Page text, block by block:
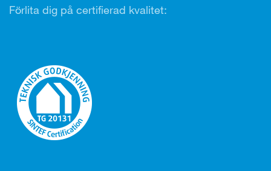
Förlita dig på certifierad kvalitet: